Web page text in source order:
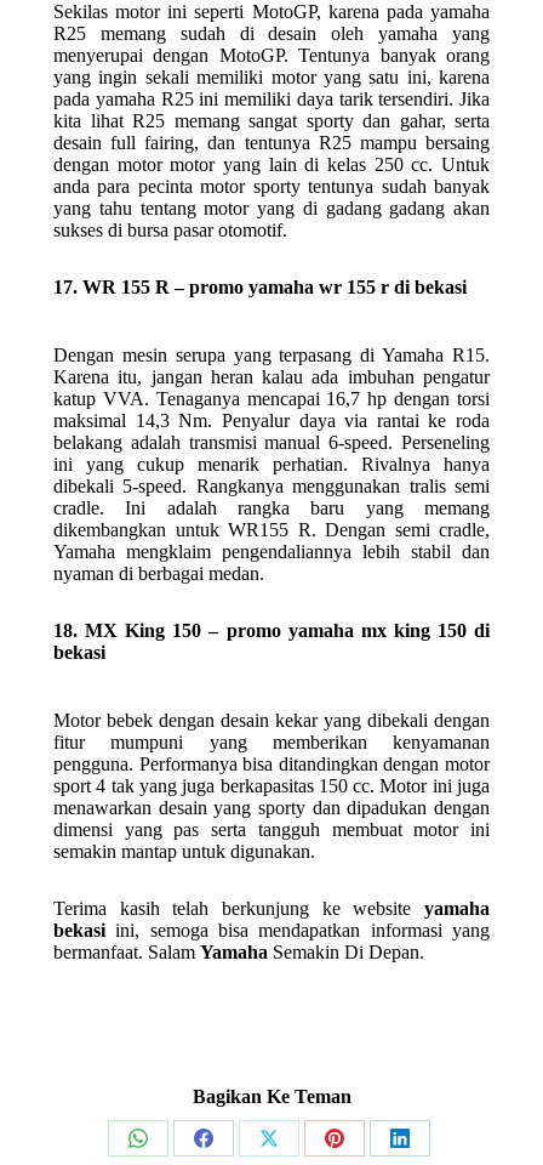
Sekilas motor ini seperti MotoGP, karena pada yamaha
R25 memang sudah di desain oleh yamaha yang
menyerupai dengan MotoGP. Tentunya banyak orang
yang ingin sekali memiliki motor yang satu ini, karena
pada yamaha R25 ini memiliki daya tarik tersendiri. Jika
kita lihat R25 memang sangat sporty dan gahar, serta
desain full fairing, dan tentunya R25 mampu bersaing
dengan motor motor yang lain di kelas 250 cc. Untuk
anda para pecinta motor sporty tentunya sudah banyak
yang tahu tentang motor yang di gadang gadang akan
sukses di bursa pasar otomotif.
17. WR 155 R – promo yamaha wr 155 r di bekasi
Dengan mesin serupa yang terpasang di Yamaha R15.
Karena itu, jangan heran kalau ada imbuhan pengatur
katup VVA. Tenaganya mencapai 16,7 hp dengan torsi
maksimal 14,3 Nm. Penyalur daya via rantai ke roda
belakang adalah transmisi manual 6-speed. Perseneling
ini yang cukup menarik perhatian. Rivalnya hanya
dibekali 5-speed. Rangkanya menggunakan tralis semi
cradle. Ini adalah rangka baru yang memang
dikembangkan untuk WR155 R. Dengan semi cradle,
Yamaha mengklaim pengendaliannya lebih stabil dan
nyaman di berbagai medan.
18. MX King 150 – promo yamaha mx king 150 di
bekasi
Motor bebek dengan desain kekar yang dibekali dengan
fitur mumpuni yang memberikan kenyamanan
pengguna. Performanya bisa ditandingkan dengan motor
sport 4 tak yang juga berkapasitas 150 cc. Motor ini juga
menawarkan desain yang sporty dan dipadukan dengan
dimensi yang pas serta tangguh membuat motor ini
semakin mantap untuk digunakan.
Terima kasih telah berkunjung ke website yamaha
bekasi ini, semoga bisa mendapatkan informasi yang
bermanfaat. Salam Yamaha Semakin Di Depan.
Bagikan Ke Teman
Share Share Share Share Share